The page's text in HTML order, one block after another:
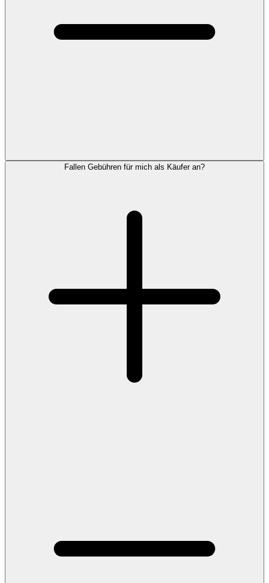
Fallen Gebühren für mich als Käufer an?